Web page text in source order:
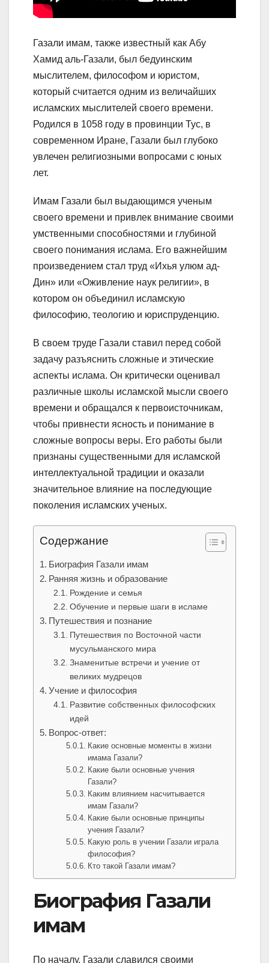
Газали имам, также известный как Абу
Хамид аль-Газали, был бедуинским
мыслителем, философом и юристом,
который считается одним из величайших
исламских мыслителей своего времени.
Родился в 1058 году в провинции Тус, в
современном Иране, Газали был глубоко
увлечен религиозными вопросами с юных
лет.
Имам Газали был выдающимся ученым
своего времени и привлек внимание своими
умственными способностями и глубиной
своего понимания ислама. Его важнейшим
произведением стал труд «Ихья улюм ад-
Дин» или «Оживление наук религии», в
котором он объединил исламскую
философию, теологию и юриспруденцию.
В своем труде Газали ставил перед собой
задачу разъяснить сложные и этические
аспекты ислама. Он критически оценивал
различные школы исламской мысли своего
времени и обращался к первоисточникам,
чтобы привнести ясность и понимание в
сложные вопросы веры. Его работы были
признаны существенными для исламской
интеллектуальной традиции и оказали
значительное влияние на последующие
поколения исламских ученых.
Содержание
Биография Газали имам
Ранняя жизнь и образование
Рождение и семья
Обучение и первые шаги в исламе
Путешествия и познание
Путешествия по Восточной части
мусульманского мира
Знаменитые встречи и учение от
великих мудрецов
Учение и философия
Развитие собственных философских
идей
Вопрос-ответ:
Какие основные моменты в жизни
имама Газали?
Какие были основные учения
Газали?
Каким влиянием насчитывается
имам Газали?
Какие были основные принципы
учения Газали?
Какую роль в учении Газали играла
философия?
Кто такой Газали имам?
Биография Газали
имам
По началу, Газали славился своими